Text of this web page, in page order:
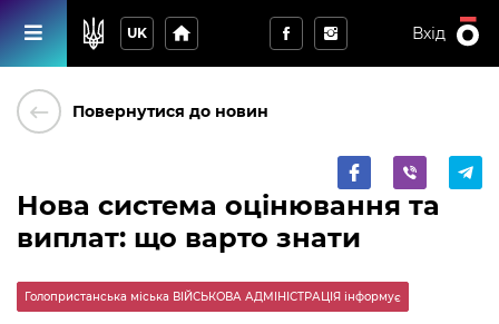
UK home Вхід
keyboard_backspace Повернутися до новин
Нова система оцінювання та
виплат: що варто знати
Голопристанська міська ВІЙСЬКОВА АДМІНІСТРАЦІЯ інформує